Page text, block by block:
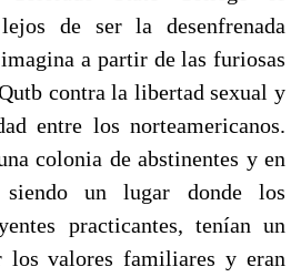
de ser la desenfrenada
a partir de las furiosas
contra la libertad sexual y
entre los norteamericanos.
colonia de abstinentes y en
siendo un lugar donde los
practicantes, tenían un
los valores familiares y eran